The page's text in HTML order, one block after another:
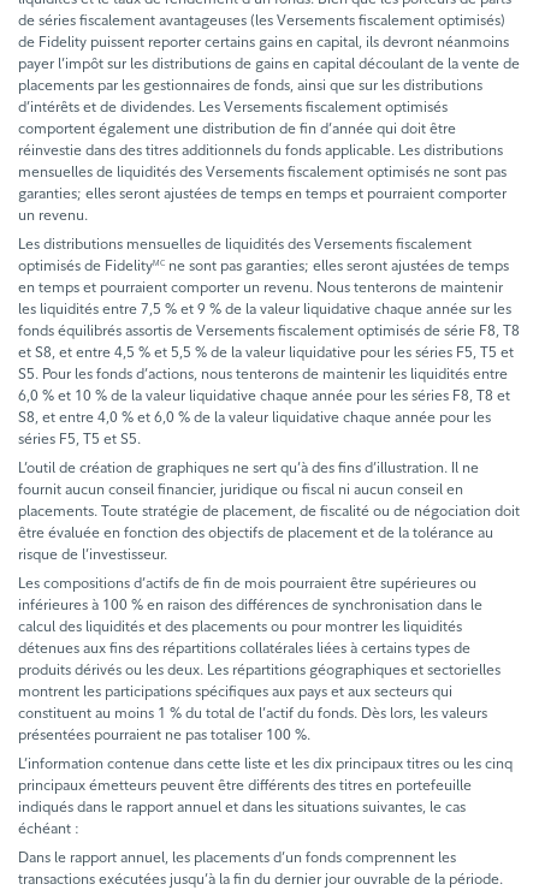
de séries fiscalement avantageuses (les Versements fiscalement optimisés)
de Fidelity puissent reporter certains gains en capital, ils devront néanmoins
payer l’impôt sur les distributions de gains en capital découlant de la vente de
placements par les gestionnaires de fonds, ainsi que sur les distributions
d’intérêts et de dividendes. Les Versements fiscalement optimisés
comportent également une distribution de fin d’année qui doit être
réinvestie dans des titres additionnels du fonds applicable. Les distributions
mensuelles de liquidités des Versements fiscalement optimisés ne sont pas
garanties; elles seront ajustées de temps en temps et pourraient comporter
un revenu.
Les distributions mensuelles de liquidités des Versements fiscalement
optimisés de FidelityMC ne sont pas garanties; elles seront ajustées de temps
en temps et pourraient comporter un revenu. Nous tenterons de maintenir
les liquidités entre 7,5 % et 9 % de la valeur liquidative chaque année sur les
fonds équilibrés assortis de Versements fiscalement optimisés de série F8, T8
et S8, et entre 4,5 % et 5,5 % de la valeur liquidative pour les séries F5, T5 et
S5. Pour les fonds d’actions, nous tenterons de maintenir les liquidités entre
6,0 % et 10 % de la valeur liquidative chaque année pour les séries F8, T8 et
S8, et entre 4,0 % et 6,0 % de la valeur liquidative chaque année pour les
séries F5, T5 et S5.
L’outil de création de graphiques ne sert qu’à des fins d’illustration. Il ne
fournit aucun conseil financier, juridique ou fiscal ni aucun conseil en
placements. Toute stratégie de placement, de fiscalité ou de négociation doit
être évaluée en fonction des objectifs de placement et de la tolérance au
risque de l’investisseur.
Les compositions d’actifs de fin de mois pourraient être supérieures ou
inférieures à 100 % en raison des différences de synchronisation dans le
calcul des liquidités et des placements ou pour montrer les liquidités
détenues aux fins des répartitions collatérales liées à certains types de
produits dérivés ou les deux. Les répartitions géographiques et sectorielles
montrent les participations spécifiques aux pays et aux secteurs qui
constituent au moins 1 % du total de l’actif du fonds. Dès lors, les valeurs
présentées pourraient ne pas totaliser 100 %.
L’information contenue dans cette liste et les dix principaux titres ou les cinq
principaux émetteurs peuvent être différents des titres en portefeuille
indiqués dans le rapport annuel et dans les situations suivantes, le cas
échéant :
Dans le rapport annuel, les placements d’un fonds comprennent les
transactions exécutées jusqu’à la fin du dernier jour ouvrable de la période.